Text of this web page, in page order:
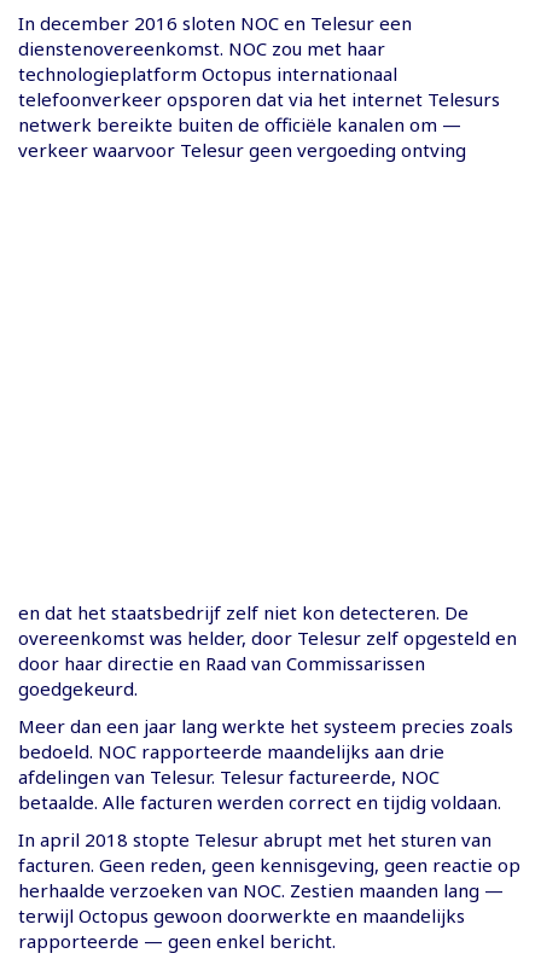
In december 2016 sloten NOC en Telesur een
dienstenovereenkomst. NOC zou met haar
technologieplatform Octopus internationaal
telefoonverkeer opsporen dat via het internet Telesurs
netwerk bereikte buiten de officiële kanalen om —
verkeer waarvoor Telesur geen vergoeding ontving
en dat het staatsbedrijf zelf niet kon detecteren. De
overeenkomst was helder, door Telesur zelf opgesteld en
door haar directie en Raad van Commissarissen
goedgekeurd.
Meer dan een jaar lang werkte het systeem precies zoals
bedoeld. NOC rapporteerde maandelijks aan drie
afdelingen van Telesur. Telesur factureerde, NOC
betaalde. Alle facturen werden correct en tijdig voldaan.
In april 2018 stopte Telesur abrupt met het sturen van
facturen. Geen reden, geen kennisgeving, geen reactie op
herhaalde verzoeken van NOC. Zestien maanden lang —
terwijl Octopus gewoon doorwerkte en maandelijks
rapporteerde — geen enkel bericht.